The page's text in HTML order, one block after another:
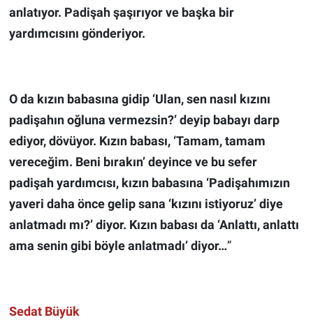
anlatıyor. Padişah şaşırıyor ve başka bir
yardımcısını gönderiyor.
O da kızın babasına gidip ‘Ulan, sen nasıl kızını
padişahın oğluna vermezsin?’ deyip babayı darp
ediyor, dövüyor. Kızın babası, ‘Tamam, tamam
vereceğim. Beni bırakın’ deyince ve bu sefer
padişah yardımcısı, kızın babasına ‘Padişahımızın
yaveri daha önce gelip sana ‘kızını istiyoruz’ diye
anlatmadı mı?’ diyor. Kızın babası da ‘Anlattı, anlattı
ama senin gibi böyle anlatmadı’ diyor…”
Sedat Büyük